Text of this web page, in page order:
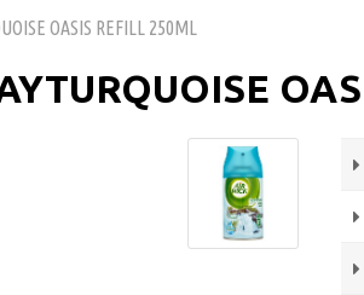
OASIS REFILL 250ML